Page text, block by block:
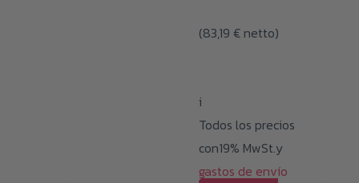
(83,19 € netto)
i
Todos los precios
con19% MwSt.y
gastos de envío